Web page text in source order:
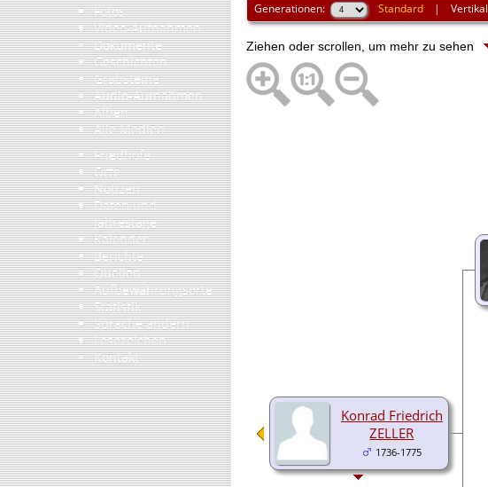
Fotos
Video-Aufnahmen
Dokumente
Geschichten
Grabsteine
Audio-Aufnahmen
Alben
Alle Medien
Friedhöfe
Orte
Notizen
Daten und
Jahrestage
Kalender
Berichte
Quellen
Aufbewahrungsorte
Statistik
Sprache ändern
Lesezeichen
Kontakt
Generationen: Standard |Vertikal
Ziehen oder scrollen, um mehr zu sehen
Konrad Friedrich
ZELLER
1736-1775